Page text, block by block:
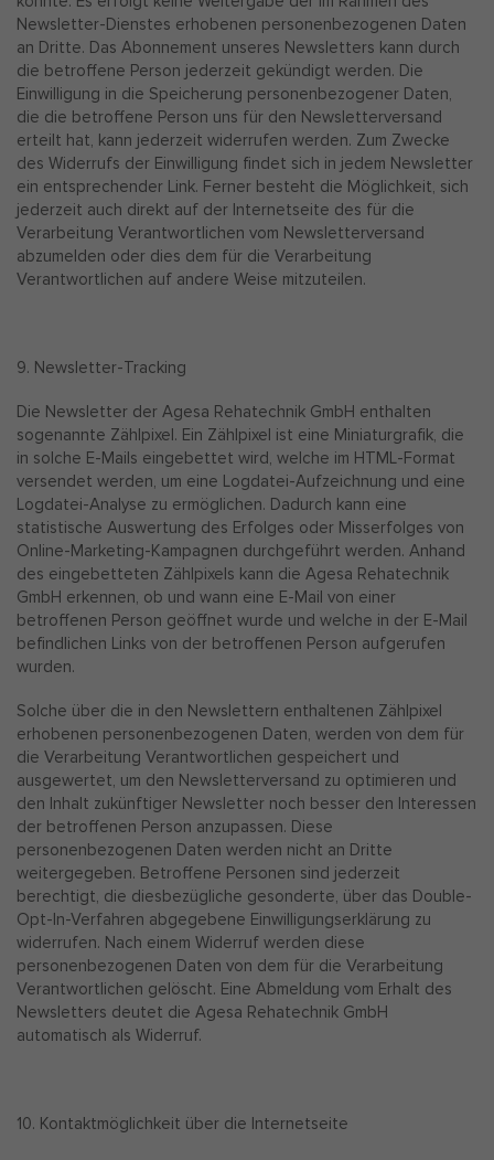
Newsletter-Dienstes erhobenen personenbezogenen Daten
an Dritte. Das Abonnement unseres Newsletters kann durch
die betroffene Person jederzeit gekündigt werden. Die
Einwilligung in die Speicherung personenbezogener Daten,
die die betroffene Person uns für den Newsletterversand
erteilt hat, kann jederzeit widerrufen werden. Zum Zwecke
des Widerrufs der Einwilligung findet sich in jedem Newsletter
ein entsprechender Link. Ferner besteht die Möglichkeit, sich
jederzeit auch direkt auf der Internetseite des für die
Verarbeitung Verantwortlichen vom Newsletterversand
abzumelden oder dies dem für die Verarbeitung
Verantwortlichen auf andere Weise mitzuteilen.
9. Newsletter-Tracking
Die Newsletter der Agesa Rehatechnik GmbH enthalten
sogenannte Zählpixel. Ein Zählpixel ist eine Miniaturgrafik, die
in solche E-Mails eingebettet wird, welche im HTML-Format
versendet werden, um eine Logdatei-Aufzeichnung und eine
Logdatei-Analyse zu ermöglichen. Dadurch kann eine
statistische Auswertung des Erfolges oder Misserfolges von
Online-Marketing-Kampagnen durchgeführt werden. Anhand
des eingebetteten Zählpixels kann die Agesa Rehatechnik
GmbH erkennen, ob und wann eine E-Mail von einer
betroffenen Person geöffnet wurde und welche in der E-Mail
befindlichen Links von der betroffenen Person aufgerufen
wurden.
Solche über die in den Newslettern enthaltenen Zählpixel
erhobenen personenbezogenen Daten, werden von dem für
die Verarbeitung Verantwortlichen gespeichert und
ausgewertet, um den Newsletterversand zu optimieren und
den Inhalt zukünftiger Newsletter noch besser den Interessen
der betroffenen Person anzupassen. Diese
personenbezogenen Daten werden nicht an Dritte
weitergegeben. Betroffene Personen sind jederzeit
berechtigt, die diesbezügliche gesonderte, über das Double-
Opt-In-Verfahren abgegebene Einwilligungserklärung zu
widerrufen. Nach einem Widerruf werden diese
personenbezogenen Daten von dem für die Verarbeitung
Verantwortlichen gelöscht. Eine Abmeldung vom Erhalt des
Newsletters deutet die Agesa Rehatechnik GmbH
automatisch als Widerruf.
10. Kontaktmöglichkeit über die Internetseite